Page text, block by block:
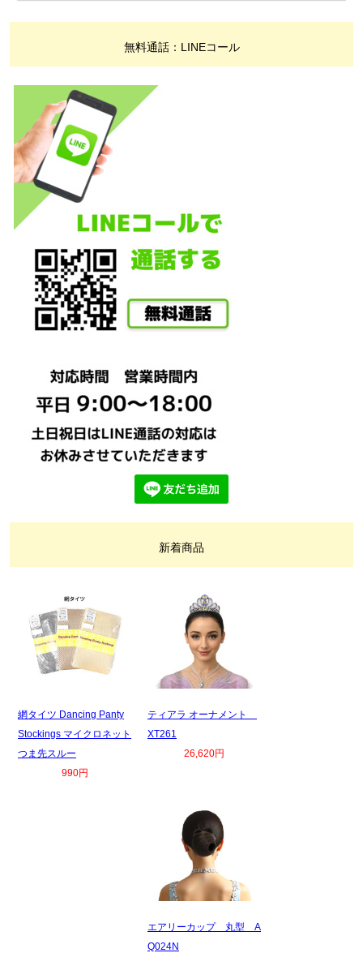
無料通話：LINEコール
新着商品
網タイツ Dancing Panty
Stockings マイクロネット
つま先スルー
990円
ティアラ オーナメント
XT261
26,620円
エアリーカップ 丸型 A
Q024N